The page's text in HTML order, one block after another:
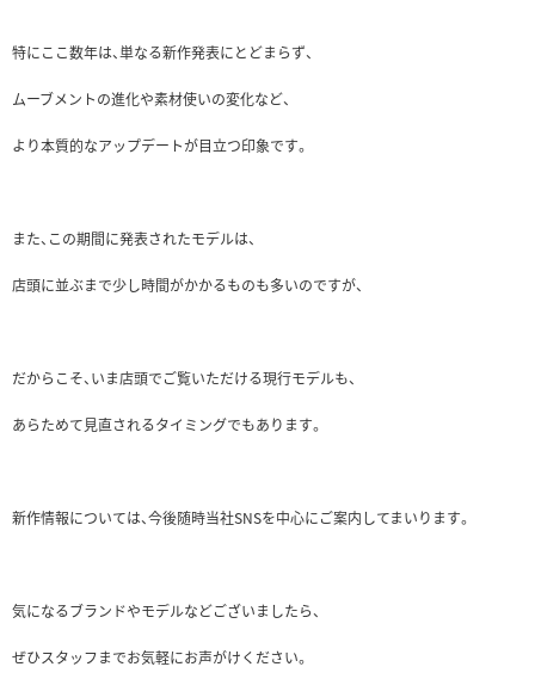
特にここ数年は、単なる新作発表にとどまらず、
ムーブメントの進化や素材使いの変化など、
より本質的なアップデートが目立つ印象です。
また、この期間に発表されたモデルは、
店頭に並ぶまで少し時間がかかるものも多いのですが、
だからこそ、いま店頭でご覧いただける現行モデルも、
あらためて見直されるタイミングでもあります。
新作情報については、今後随時当社SNSを中心にご案内してまいります。
気になるブランドやモデルなどございましたら、
ぜひスタッフまでお気軽にお声がけください。